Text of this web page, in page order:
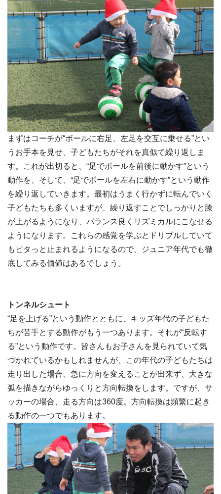
まずはコーチが“ボールに右足、左足を交互に乗せる”とい
うお手本を見せ、子どもたちがそれを真似て繰り返しま
す。これが出切ると、“足でボールを前後に動かす”という
動作を、そして、“足でボールを左右に動かす”という動作
を繰り返していきます。最初はうまく行かずに転んでいく
子どもたちも多くいますが、繰り返すことでしっかりと膝
が上がるようになり、バランス良くリズミカルにこなせる
ようになります。これらの感覚を学ぶとドリブルしていて
もピタっと止まれるようになるので、ジュニア年代でも徹
底してみる価値はあるでしょう。
トンネルシュート
“足を上げる”という動作とともに、キッズ年代の子どもた
ちが苦手とする動作がもう一つあります。それが“反転す
る”という動作です。皆さんもお子さんを見られていて気
づかれているかもしれませんが、この年代の子どもたちは
走り出した場合、急に方向を変えることが出来ず、大きな
弧を描きながらゆっくりと方向転換をします。ですが、サ
ッカーの場合、走る方向は360度。方向転換は頻繁に起き
る動作の一つでもあります。